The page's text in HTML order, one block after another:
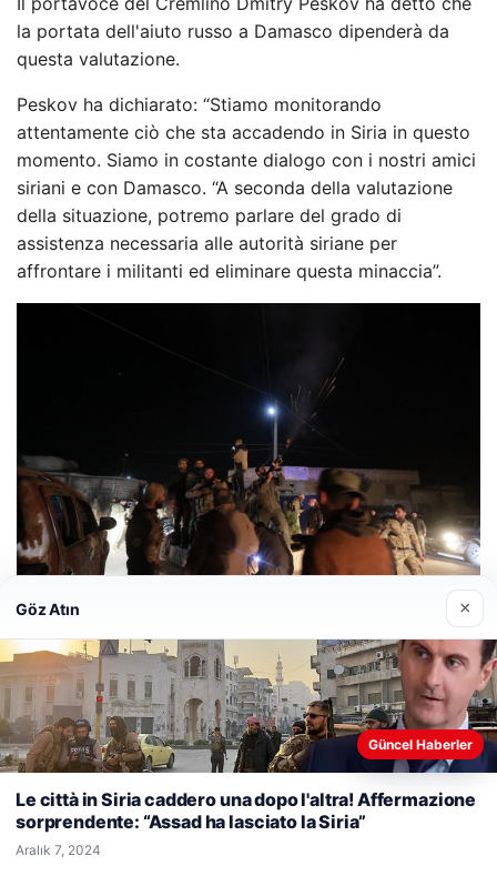
la portata dell'aiuto russo a Damasco dipenderà da
questa valutazione.
Peskov ha dichiarato: “Stiamo monitorando
attentamente ciò che sta accadendo in Siria in questo
momento. Siamo in costante dialogo con i nostri amici
siriani e con Damasco. “A seconda della valutazione
della situazione, potremo parlare del grado di
assistenza necessaria alle autorità siriane per
affrontare i militanti ed eliminare questa minaccia”.
Web sitemizi nasıl kullandığınızı daha iyi anlayabilmek,
kullanıyoruz.Çerez Politikamız
Reddet
Göz Atın ×
Güncel Haberler
Le città in Siria caddero una dopo l'altra! Affermazione
sorprendente: “Assad ha lasciato la Siria”
Aralık 7, 2024